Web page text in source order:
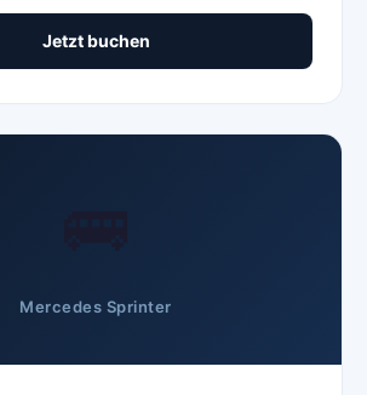
Jetzt buchen
Mercedes Sprinter